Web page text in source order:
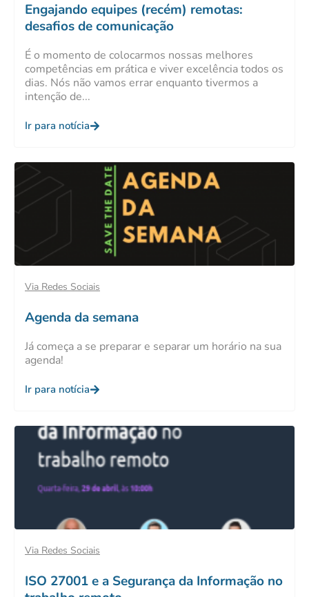
Engajando equipes (recém) remotas:
desafios de comunicação
É o momento de colocarmos nossas melhores
competências em prática e viver excelência todos os
dias. Nós não vamos errar enquanto tivermos a
intenção de...
Ir para notícia
Via Redes Sociais
Agenda da semana
Já começa a se preparar e separar um horário na sua
agenda!
Ir para notícia
Via Redes Sociais
ISO 27001 e a Segurança da Informação no